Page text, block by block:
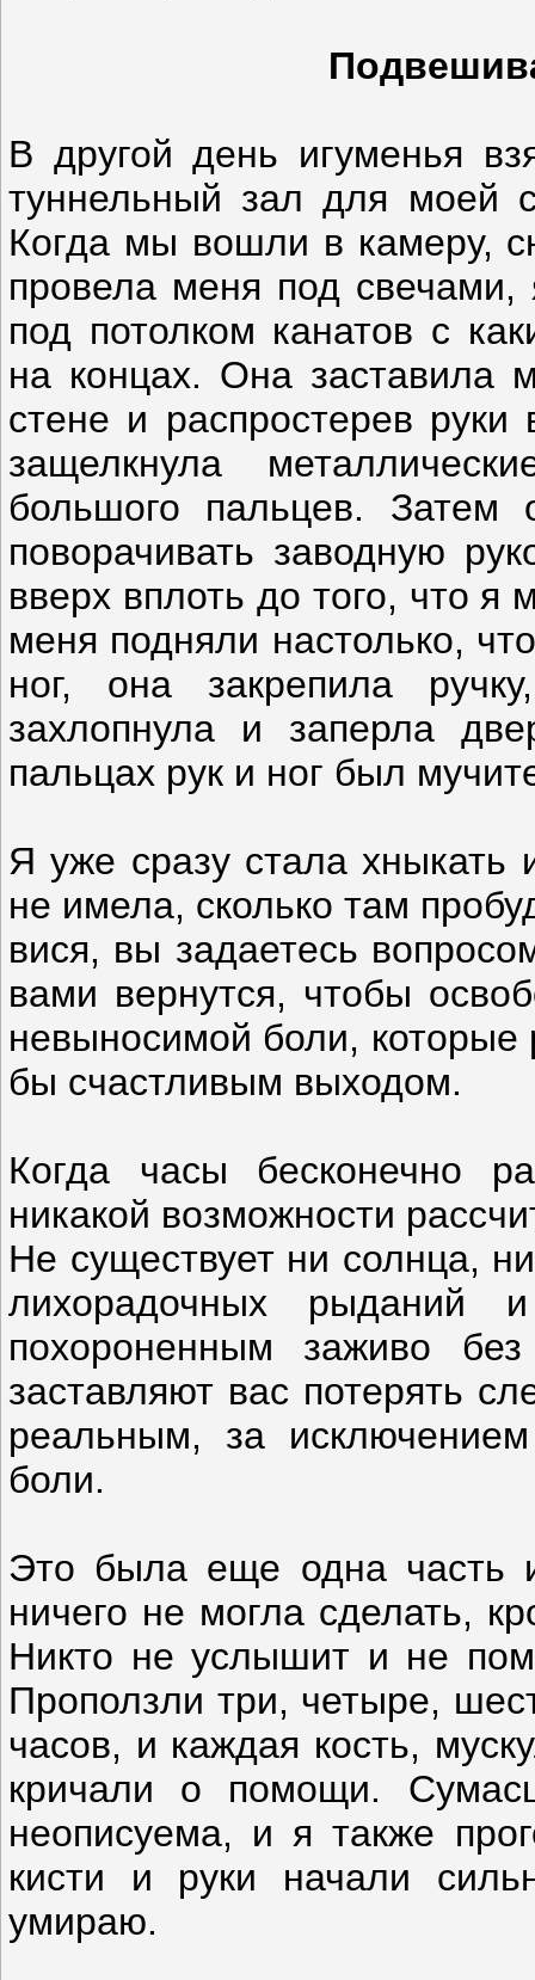
В другой день игуменья
туннельный зал для моей
Когда мы вошли в камеру,
провела меня под свечами,
под потолком канатов с
на концах. Она заставила
стене и распростерев
защелкнула
большого пальцев.
поворачивать заводную
вверх вплоть до того, что я
меня подняли настолько,
ног, она закрепила
захлопнула и заперла
пальцах рук и ног был
Я уже сразу стала хныкать
не имела, сколько там
вися, вы задаетесь
вами вернутся, чтобы
невыносимой боли,
бы счастливым выходом.
Когда часы бесконечно
никакой возможности
Не существует ни солнца,
лихорадочных
похороненным заживо
заставляют вас потерять
реальным, за
боли.
Это была еще одна часть
ничего не могла сделать,
Никто не услышит и не
Проползли три, четыре,
часов, и каждая кость,
кричали о помощи.
неописуема, и я также
кисти и руки начали
умираю.